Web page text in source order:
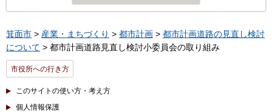
箕面市 > 産業・まちづくり > 都市計画 > 都市計画道路の見直し検討
について > 都市計画道路見直し検討小委員会の取り組み
市役所への行き方
このサイトの使い方・考え方
個人情報保護